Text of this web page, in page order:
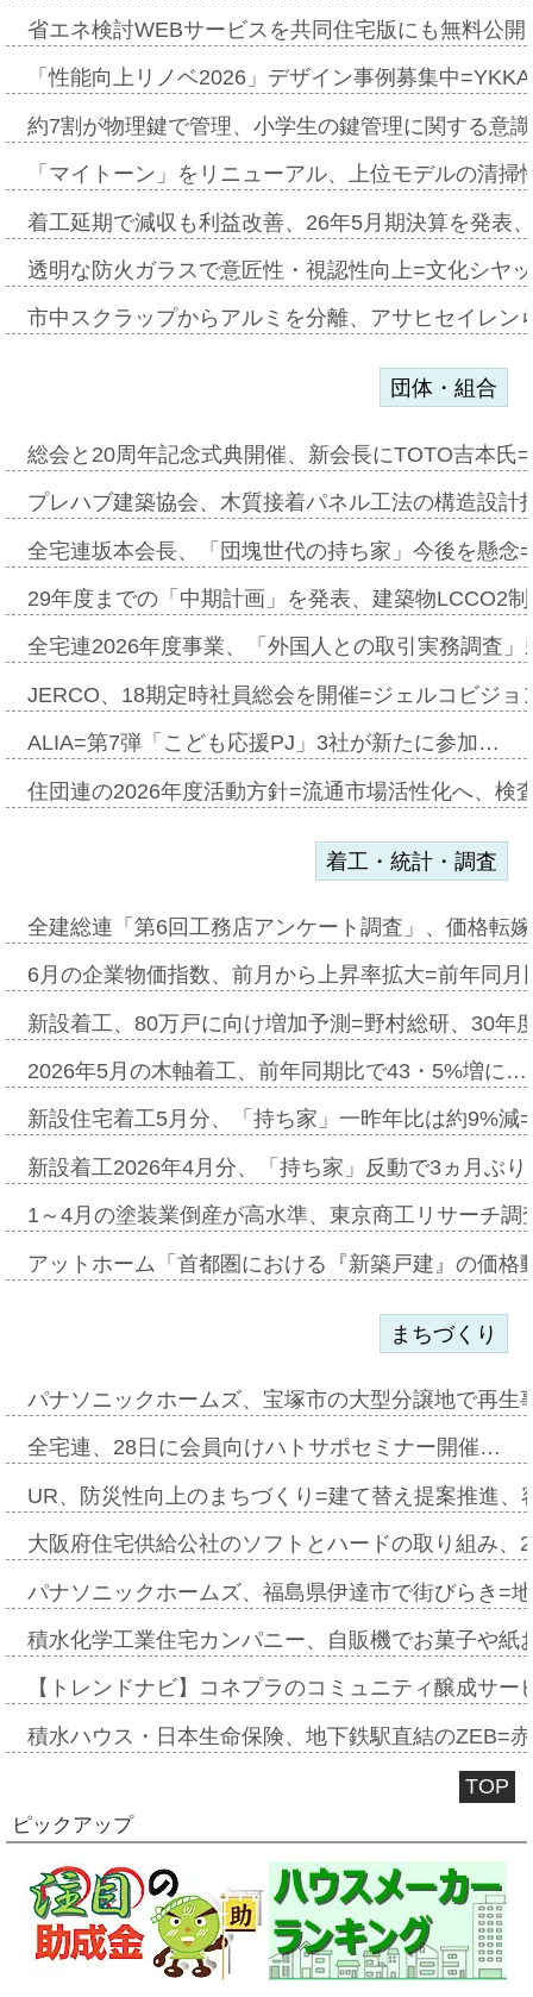
省エネ検討WEBサービスを共同住宅版にも無料公
「性能向上リノベ2026」デザイン事例募集中
約7割が物理鍵で管理、小学生の鍵管理に関する意
「マイトーン」をリニューアル、上位モデルの清
着工延期で減収も利益改善、26年5月期決算を発表
透明な防火ガラスで意匠性・視認性向上=文化シヤ
市中スクラップからアルミを分離、アサヒセイレ
団体・組合
総会と20周年記念式典開催、新会長にTOTO吉本氏
プレハブ建築協会、木質接着パネル工法の構造設
全宅連坂本会長、「団塊世代の持ち家」今後を懸
29年度までの「中期計画」を発表、建築物LCCO2
全宅連2026年度事業、「外国人との取引実務調査
JERCO、18期定時社員総会を開催=ジェルコビジ
ALIA=第7弾「こども応援PJ」3社が新たに参加…
住団連の2026年度活動方針=流通市場活性化へ、検
着工・統計・調査
全建総連「第6回工務店アンケート調査」、価格転
6月の企業物価指数、前月から上昇率拡大=前年同
新設着工、80万戸に向け増加予測=野村総研、30年
2026年5月の木軸着工、前年同期比で43・5%増に…
新設住宅着工5月分、「持ち家」一昨年比は約9%
新設着工2026年4月分、「持ち家」反動で3ヵ月ぶ
1～4月の塗装業倒産が高水準、東京商工リサーチ
アットホーム「首都圏における『新築戸建』の価
まちづくり
パナソニックホームズ、宝塚市の大型分譲地で再
全宅連、28日に会員向けハトサポセミナー開催…
UR、防災性向上のまちづくり=建て替え提案推進
大阪府住宅供給公社のソフトとハードの取り組み
パナソニックホームズ、福島県伊達市で街びらき=
積水化学工業住宅カンパニー、自販機でお菓子や
【トレンドナビ】コネプラのコミュニティ醸成サ
積水ハウス・日本生命保険、地下鉄駅直結のZEB=
TOP
ピックアップ